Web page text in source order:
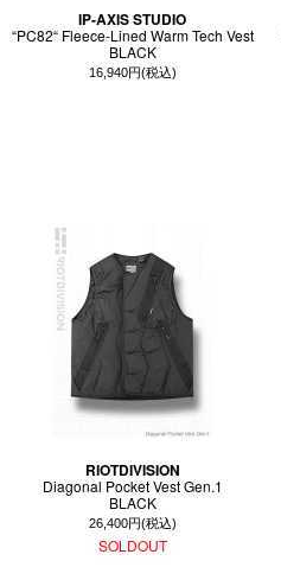
IP-AXIS STUDIO
“PC82“ Fleece-Lined Warm Tech Vest
BLACK
16,940円(税込)
RIOTDIVISION
Diagonal Pocket Vest Gen.1
BLACK
26,400円(税込)
SOLDOUT